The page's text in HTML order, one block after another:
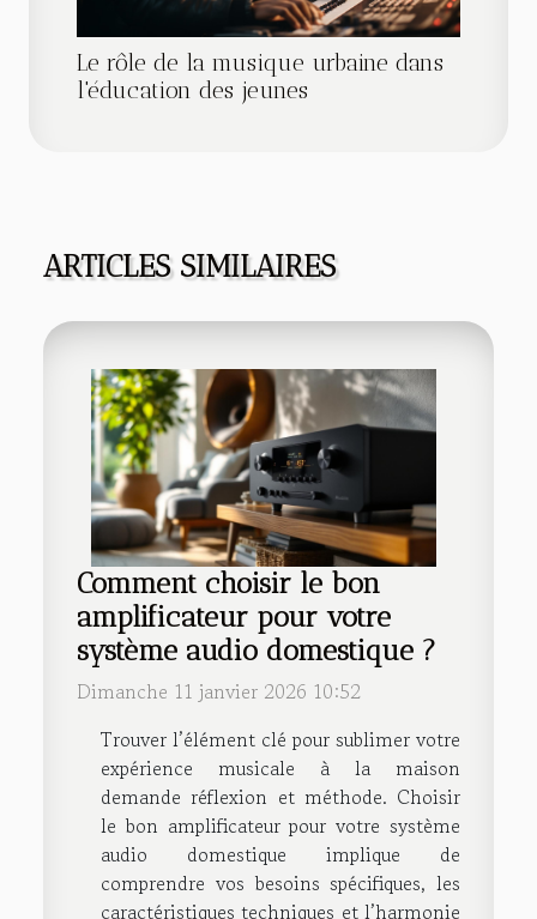
Le rôle de la musique urbaine dans
l'éducation des jeunes
ARTICLES SIMILAIRES
Comment choisir le bon
amplificateur pour votre
système audio domestique ?
Dimanche 11 janvier 2026 10:52
Trouver l’élément clé pour sublimer votre
expérience musicale à la maison
demande réflexion et méthode. Choisir
le bon amplificateur pour votre système
audio domestique implique de
comprendre vos besoins spécifiques, les
caractéristiques techniques et l’harmonie